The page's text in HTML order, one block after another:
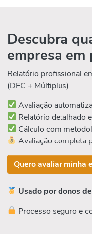
Descubra
empresa em
Relatório profissional
(DFC + Múltiplus)
Avaliação
Relatório detalhado e
Cálculo com
Avaliação completa
Quero avaliar minha
Usado por donos
Processo seguro e